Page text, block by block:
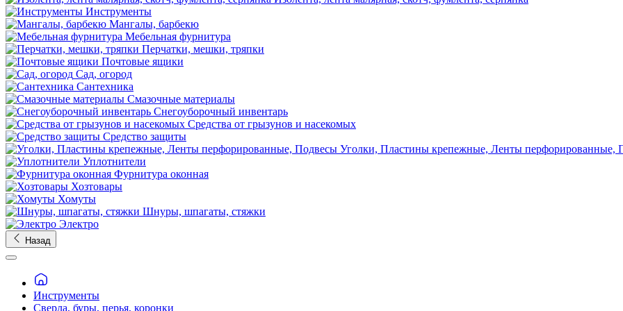
Инструменты
Мангалы, барбекю
Мебельная фурнитура
Перчатки, мешки, тряпки
Почтовые ящики
Сад, огород
Сантехника
Смазочные материалы
Снегоуборочный инвентарь
Средства от грызунов и насекомых
Средство защиты
Уголки, Пластины крепежные, Ленты перфорированные,
Уплотнители
Фурнитура оконная
Хозтовары
Хомуты
Шнуры, шпагаты, стяжки
Электро
Назад
Инструменты
Сверла, буры, перья, коронки